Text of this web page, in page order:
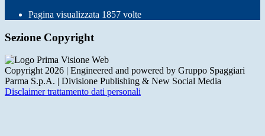
Pagina visualizzata 1857 volte
Sezione Copyright
Copyright 2026 | Engineered and powered by Gruppo Spaggiari
Parma S.p.A. | Divisione Publishing & New Social Media
Disclaimer trattamento dati personali